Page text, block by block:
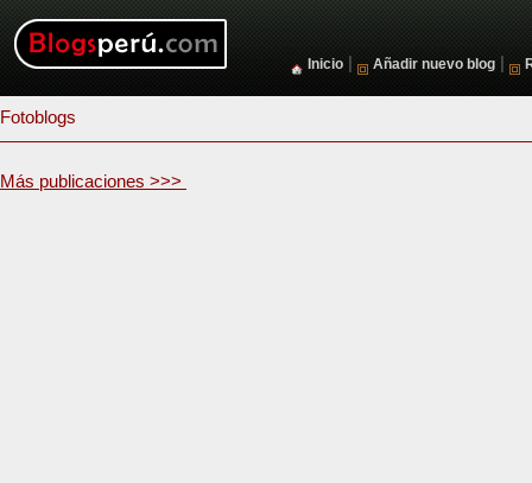
Inicio Añadir nuevo blog
Fotoblogs
Más publicaciones >>>